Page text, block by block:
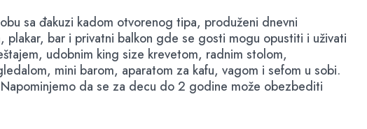
sa đakuzi kadom otvorenog tipa, produženi dnevni
bar i privatni balkon gde se gosti mogu opustiti i uživati
udobnim king size krevetom, radnim stolom,
mini barom, aparatom za kafu, vagom i sefom u sobi.
da se za decu do 2 godine može obezbediti